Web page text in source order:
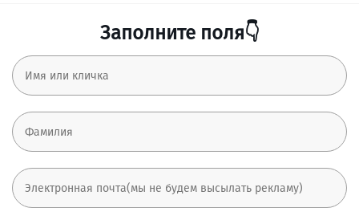
Заполните поля👇